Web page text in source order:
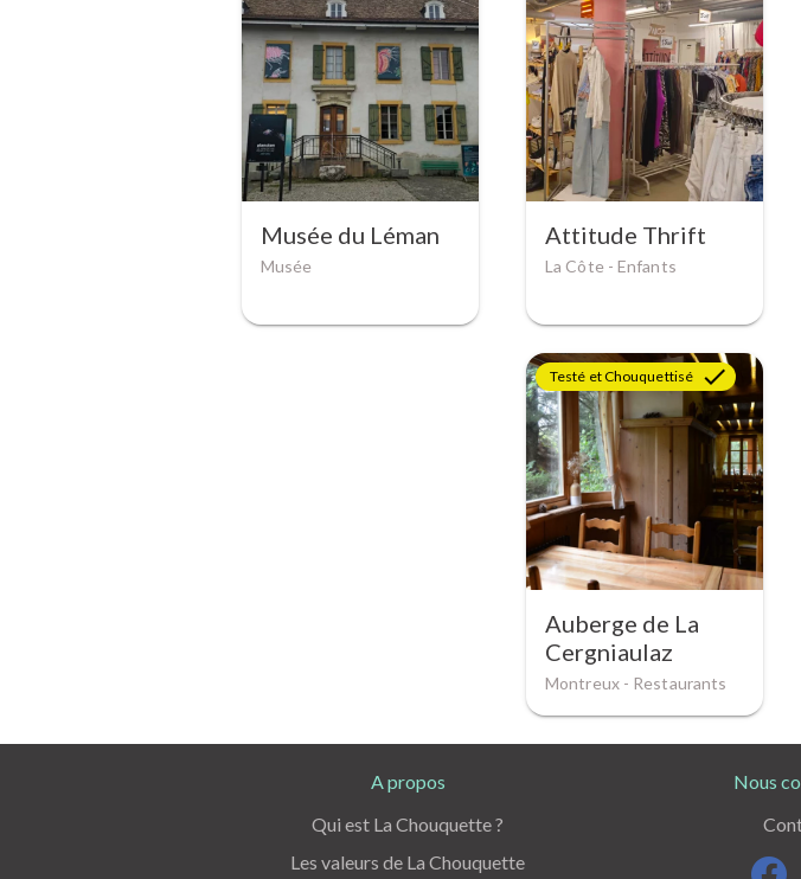
Musée du Léman
Musée
Attitude Thrift
La Côte - Enfants
Testé et Chouquettisé
Auberge de La
Cergniaulaz
Montreux - Restaurants
A propos
Qui est La Chouquette ?
Les valeurs de La Chouquette
Nous